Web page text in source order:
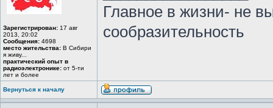
Зарегистрирован: 17 авг
2013, 20:02
Сообщения: 4698
место жительства: В Сибири
я живу...
практический опыт в
радиоэлектронике: от 5-ти
лет и более
Главное в жизни- не
сообразительность
Вернуться к началу